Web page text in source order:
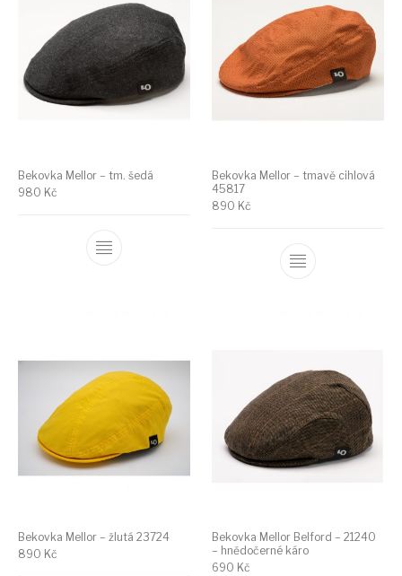
Bekovka Mellor – tm. šedá
980 Kč
Bekovka Mellor – tmavě cihlová
45817
890 Kč
Bekovka Mellor – žlutá 23724
890 Kč
Bekovka Mellor Belford – 21240
– hnědočerné káro
690 Kč